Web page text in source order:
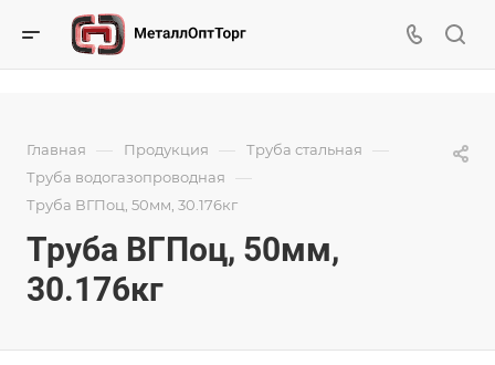
Главная — Продукция — Труба стальная —
Труба водогазопроводная —
Труба ВГПоц, 50мм, 30.176кг
Труба ВГПоц, 50мм,
30.176кг